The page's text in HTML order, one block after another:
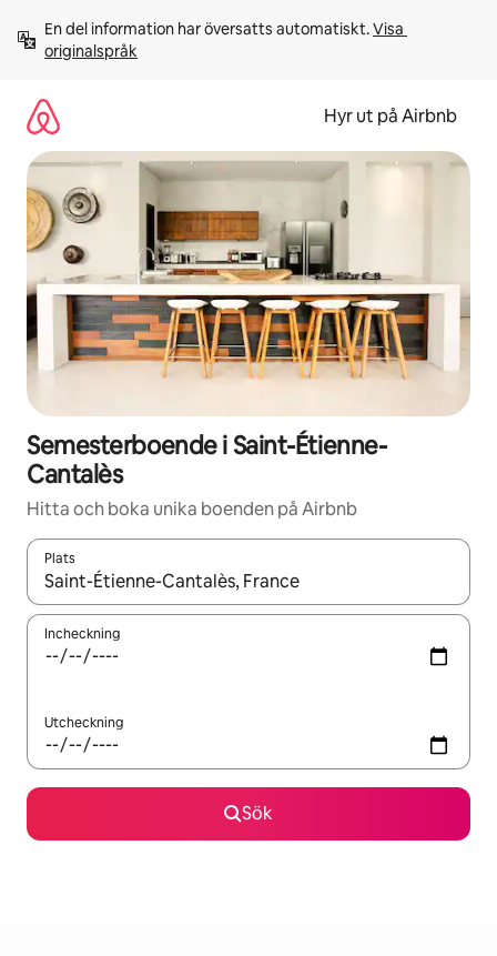
innehåll
En del information har översatts automatiskt. Visa
originalspråk
Hyr ut på Airbnb
Semesterboende i Saint-Étienne-
Cantalès
Hitta och boka unika boenden på Airbnb
Plats
När resultaten är tillgängliga kan du navigera med upp- och
Incheckning
Utcheckning
Sök